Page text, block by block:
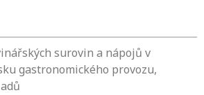
surovin a nápojů v
gastronomického provozu,